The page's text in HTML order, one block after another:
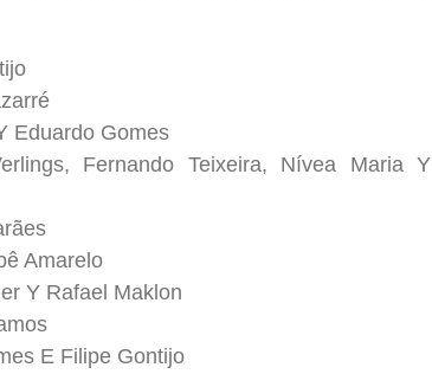
Eduardo Gomes
Fernando Teixeira, Nívea Maria Y
Amarelo
Y Rafael Maklon
E Filipe Gontijo